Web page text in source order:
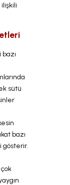
sütü
bazı
gösterir.